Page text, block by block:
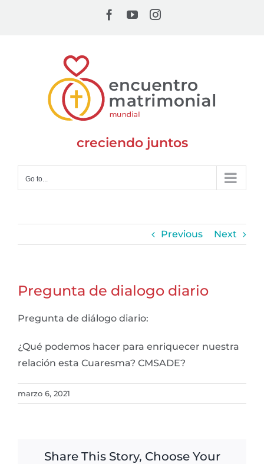
Facebook
YouTubeInstagram
creciendo juntos
Go to...
Previous Next
Pregunta de dialogo diario
Pregunta de diálogo diario:
¿Qué podemos hacer para enriquecer nuestra
relación esta Cuaresma? CMSADE?
marzo 6, 2021
Share This Story, Choose Your